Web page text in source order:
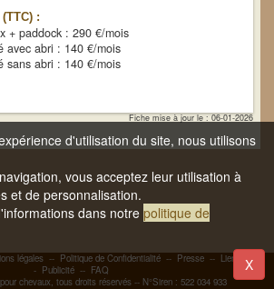
:
+ paddock : 290 €/mois
avec abri : 140 €/mois
sans abri : 140 €/mois
Fiche mise à jour le : 06-01-2026
légales -- Politique de Confidentialité -- Presse -- Liens
-
- Publicité-- FAQ
chevaux, tous droits réservés -- N°Siren : 522 034 933
d'utilisation du site, nous utilisons
vous acceptez leur utilisation à
et de personnalisation.
dans notre politique de
X